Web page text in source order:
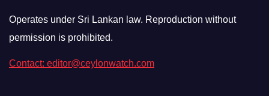
Operates under Sri Lankan law. Reproduction without
permission is prohibited.
Contact: editor@ceylonwatch.com